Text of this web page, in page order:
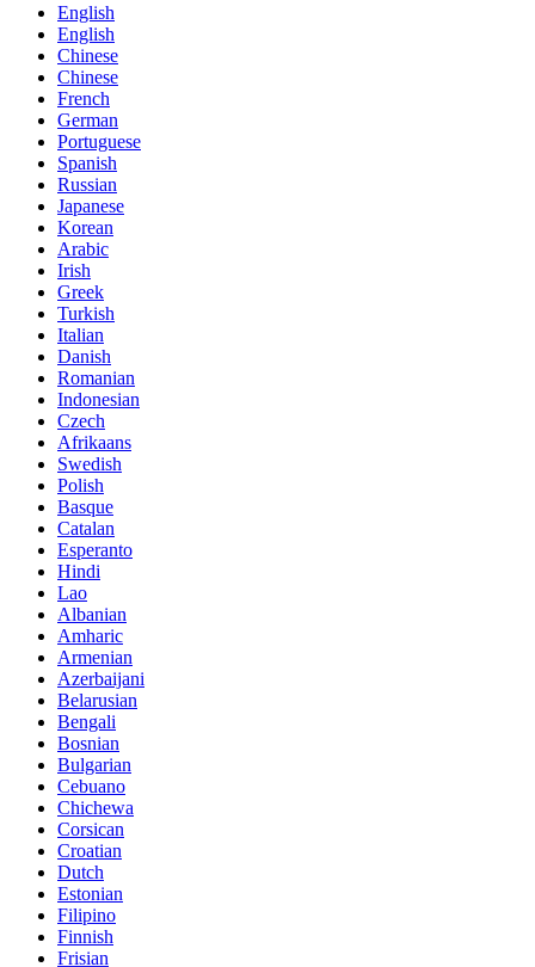
English
English
Chinese
Chinese
French
German
Portuguese
Spanish
Russian
Japanese
Korean
Arabic
Irish
Greek
Turkish
Italian
Danish
Romanian
Indonesian
Czech
Afrikaans
Swedish
Polish
Basque
Catalan
Esperanto
Hindi
Lao
Albanian
Amharic
Armenian
Azerbaijani
Belarusian
Bengali
Bosnian
Bulgarian
Cebuano
Chichewa
Corsican
Croatian
Dutch
Estonian
Filipino
Finnish
Frisian